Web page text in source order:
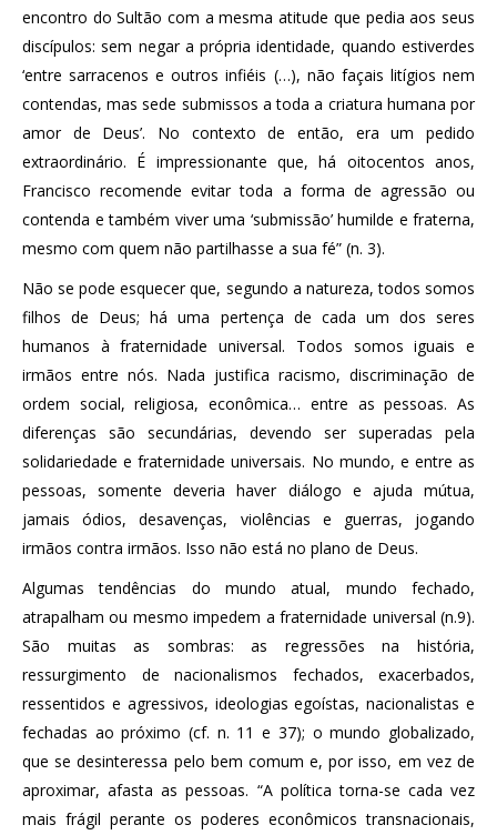
encontro do Sultão com a mesma atitude que pedia aos seus
discípulos: sem negar a própria identidade, quando estiverdes
‘entre sarracenos e outros infiéis (…), não façais litígios nem
contendas, mas sede submissos a toda a criatura humana por
amor de Deus’. No contexto de então, era um pedido
extraordinário. É impressionante que, há oitocentos anos,
Francisco recomende evitar toda a forma de agressão ou
contenda e também viver uma ‘submissão’ humilde e fraterna,
mesmo com quem não partilhasse a sua fé” (n. 3).
Não se pode esquecer que, segundo a natureza, todos somos
filhos de Deus; há uma pertença de cada um dos seres
humanos à fraternidade universal. Todos somos iguais e
irmãos entre nós. Nada justifica racismo, discriminação de
ordem social, religiosa, econômica… entre as pessoas. As
diferenças são secundárias, devendo ser superadas pela
solidariedade e fraternidade universais. No mundo, e entre as
pessoas, somente deveria haver diálogo e ajuda mútua,
jamais ódios, desavenças, violências e guerras, jogando
irmãos contra irmãos. Isso não está no plano de Deus.
Algumas tendências do mundo atual, mundo fechado,
atrapalham ou mesmo impedem a fraternidade universal (n.9).
São muitas as sombras: as regressões na história,
ressurgimento de nacionalismos fechados, exacerbados,
ressentidos e agressivos, ideologias egoístas, nacionalistas e
fechadas ao próximo (cf. n. 11 e 37); o mundo globalizado,
que se desinteressa pelo bem comum e, por isso, em vez de
aproximar, afasta as pessoas. “A política torna-se cada vez
mais frágil perante os poderes econômicos transnacionais,